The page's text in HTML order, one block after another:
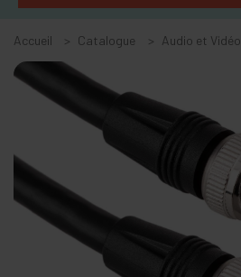
serveurs
Audio
Vidéo
-
Accessoires de Audio et vidéo
Accessoires capture vidéo
Accessoires et adaptateurs AV
+
Haut-parleurs de renfort
Câble audio et vidéo OFC
+
Câble audio
Accueil Catalogue Audio et Vidéo